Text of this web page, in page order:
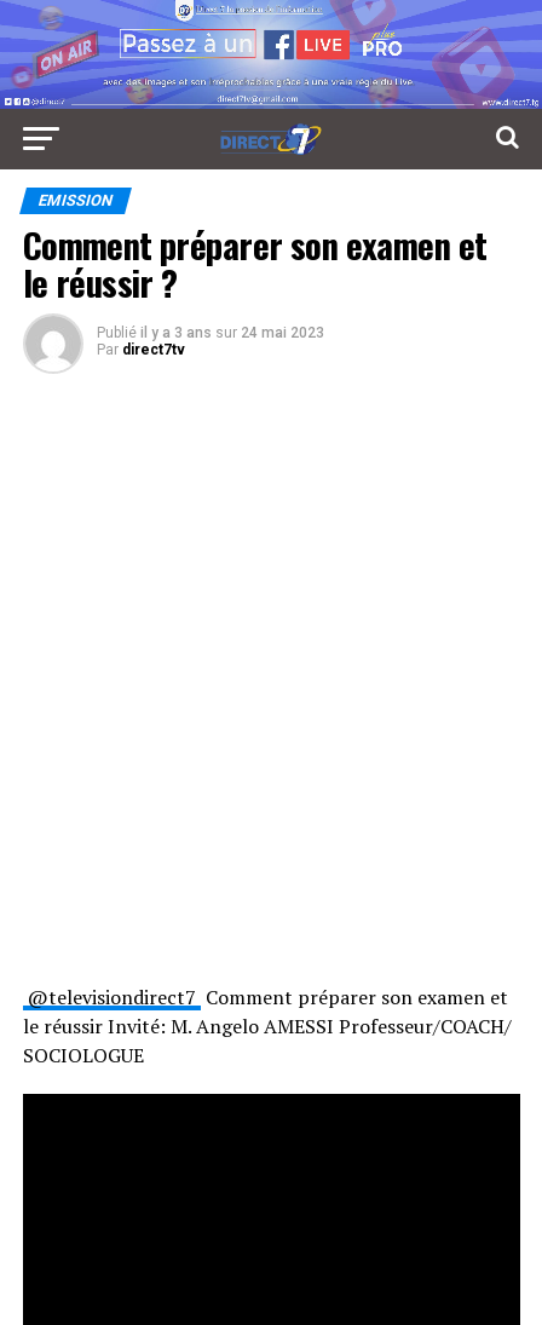
EMISSION
Comment préparer son examen et
le réussir ?
Publié il y a 3 ans sur 24 mai 2023
Par direct7tv
@televisiondirect7 Comment préparer son examen et
le réussir Invité: M. Angelo AMESSI Professeur/COACH/
SOCIOLOGUE